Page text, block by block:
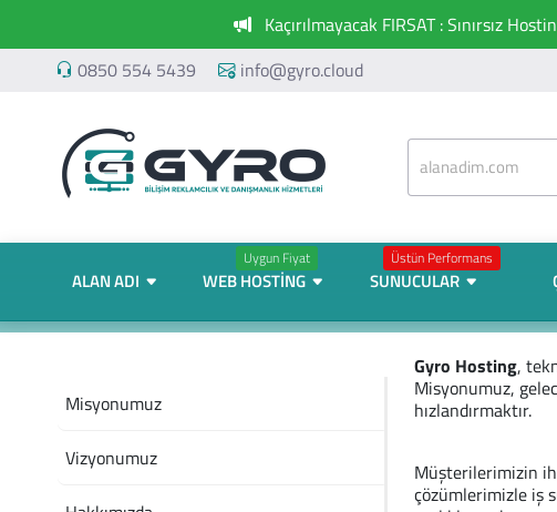
Kaçırılmayacak FIRSAT : Sınırsız
0850 554 5439
info@gyro.cloud
ALAN ADI
Uygun Fiyat
WEB HOSTING
Üstün Performans
SUNUCULAR
Gyro Hosting,
Misyonumuz,
hızlandırmaktır.
Müşterilerimizin
çözümlerimizle iş
Misyonumuz
Vizyonumuz